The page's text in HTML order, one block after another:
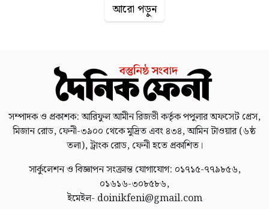
আরো পড়ুন
সম্পাদক ও প্রকাশক: আরিফুল আমীন রিজভী কর্তৃক পপুলার অফসেট প্রেস,
মিজান রোড, ফেনী-৩৯০০ থেকে মুদ্রিত এবং ৪৩৪, আমিন টাওয়ার (৬ষ্ঠ
তলা), ট্রাংক রোড, ফেনী হতে প্রকাশিত।
সার্কুলেশন ও বিজ্ঞাপন সংক্রান্ত যোগাযোগ: ০১৭১৫-৭৭৯৮৫৬,
০১৬১৬-৩০৮৫৮৬,
ইমেইল- doinikfeni@gmail.com